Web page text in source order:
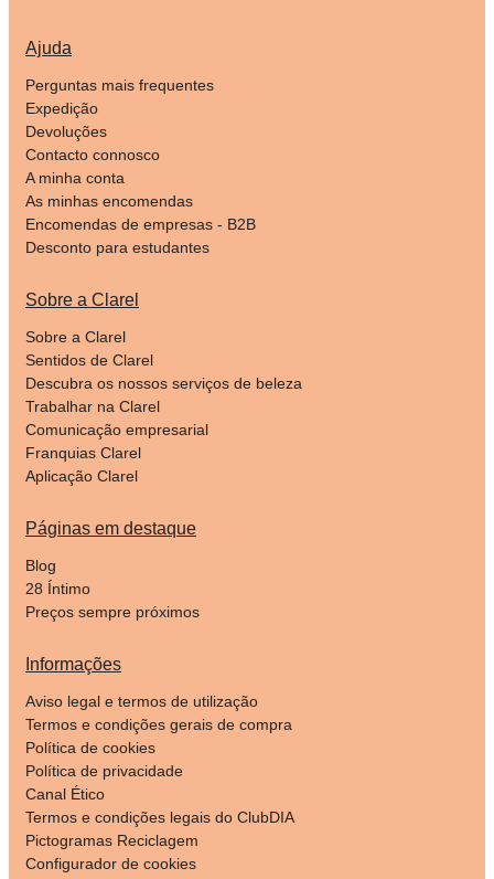
Ajuda
Perguntas mais frequentes
Expedição
Devoluções
Contacto connosco
A minha conta
As minhas encomendas
Encomendas de empresas - B2B
Desconto para estudantes
Sobre a Clarel
Sobre a Clarel
Sentidos de Clarel
Descubra os nossos serviços de beleza
Trabalhar na Clarel
Comunicação empresarial
Franquias Clarel
Aplicação Clarel
Páginas em destaque
Blog
28 Íntimo
Preços sempre próximos
Informações
Aviso legal e termos de utilização
Termos e condições gerais de compra
Política de cookies
Política de privacidade
Canal Ético
Termos e condições legais do ClubDIA
Pictogramas Reciclagem
Configurador de cookies